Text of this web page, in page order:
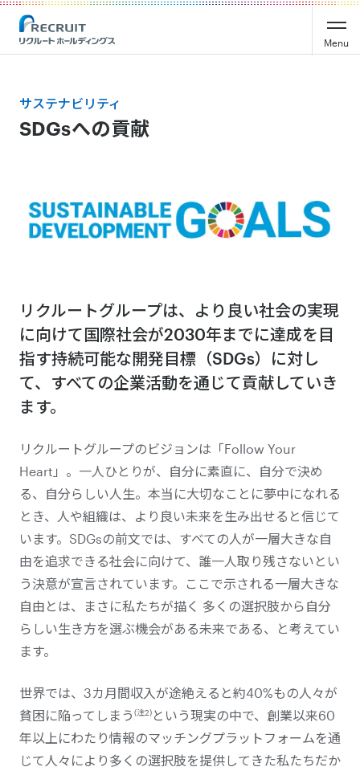
Menu
サステナビリティ
SDGsへの貢献
リクルートグループは、より良い社会の実現
に向けて国際社会が2030年までに達成を目
指す持続可能な開発目標（SDGs）に対し
て、すべての企業活動を通じて貢献していき
ます。
リクルートグループのビジョンは「Follow Your
Heart」。一人ひとりが、自分に素直に、自分で決め
る、自分らしい人生。本当に大切なことに夢中になれる
とき、人や組織は、より良い未来を生み出せると信じて
います。SDGsの前文では、すべての人が一層大きな自
由を追求できる社会に向けて、誰一人取り残さないとい
う決意が宣言されています。ここで示される一層大きな
自由とは、まさに私たちが描く 多くの選択肢から自分
らしい生き方を選ぶ機会がある未来である、と考えてい
ます。
世界では、3カ月間収入が途絶えると約40%もの人々が
貧困に陥ってしまう (注2) という現実の中で、創業以来60
年以上にわたり情報のマッチングプラットフォームを通
じて人々により多くの選択肢を提供してきた私たちだか